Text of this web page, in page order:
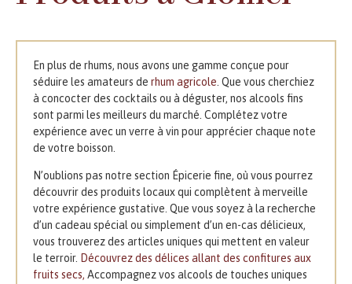
En plus de rhums, nous avons une gamme conçue pour
séduire les amateurs de rhum agricole . Que vous cherchiez
à concocter des cocktails ou à déguster, nos alcools fins
sont parmi les meilleurs du marché. Complétez votre
expérience avec un verre à vin pour apprécier chaque note
de votre boisson.
N’oublions pas notre section Épicerie fine, où vous pourrez
découvrir des produits locaux qui complètent à merveille
votre expérience gustative. Que vous soyez à la recherche
d’un cadeau spécial ou simplement d’un en-cas délicieux,
vous trouverez des articles uniques qui mettent en valeur
le terroir. Découvrez des délices allant des confitures aux
fruits secs, Accompagnez vos alcools de touches uniques